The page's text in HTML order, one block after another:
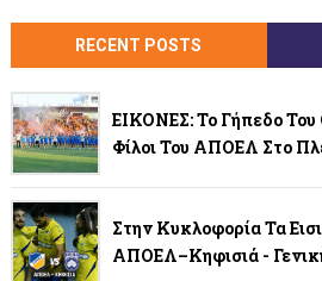
RECENT POSTS
ΕΙΚΟΝΕΣ: Το Γήπεδο Του
Φίλοι Του ΑΠΟΕΛ Στο
Στην Κυκλοφορία Τα
ΑΠΟΕΛ–Κηφισιά -